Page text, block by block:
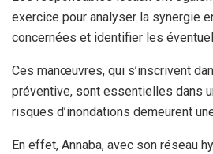
exercice pour analyser la synergie
concernées et identifier les
Ces manœuvres, qui s’inscrivent
préventive, sont essentielles dans
risques d’inondations demeurent
En effet, Annaba, avec son réseau